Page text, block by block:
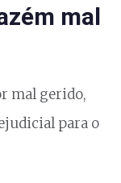
mal
mal gerido,
para o